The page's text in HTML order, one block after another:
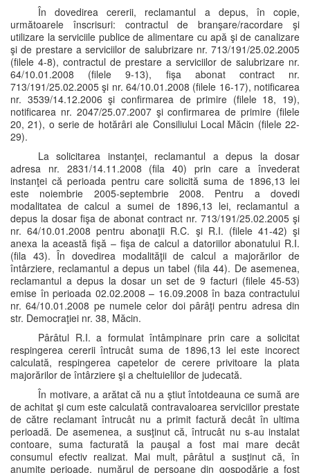
În dovedirea cererii, reclamantul a depus, în copie,
următoarele înscrisuri: contractul de branşare/racordare şi
utilizare la serviciile publice de alimentare cu apă şi de canalizare
şi de prestare a serviciilor de salubrizare nr. 713/191/25.02.2005
(filele 4-8), contractul de prestare a serviciilor de salubrizare nr.
64/10.01.2008 (filele 9-13), fişa abonat contract nr.
713/191/25.02.2005 şi nr. 64/10.01.2008 (filele 16-17), notificarea
nr. 3539/14.12.2006 şi confirmarea de primire (filele 18, 19),
notificarea nr. 2047/25.07.2007 şi confirmarea de primire (filele
20, 21), o serie de hotărâri ale Consiliului Local Măcin (filele 22-
29).
La solicitarea instanţei, reclamantul a depus la dosar
adresa nr. 2831/14.11.2008 (fila 40) prin care a învederat
instanţei că perioada pentru care solicită suma de 1896,13 lei
este noiembrie 2005-septembrie 2008. Pentru a dovedi
modalitatea de calcul a sumei de 1896,13 lei, reclamantul a
depus la dosar fişa de abonat contract nr. 713/191/25.02.2005 şi
nr. 64/10.01.2008 pentru abonaţii R.C. şi R.I. (filele 41-42) şi
anexa la această fişă – fişa de calcul a datoriilor abonatului R.I.
(fila 43). În dovedirea modalităţii de calcul a majorărilor de
întârziere, reclamantul a depus un tabel (fila 44). De asemenea,
reclamantul a depus la dosar un set de 9 facturi (filele 45-53)
emise în perioada 02.02.2008 – 16.09.2008 în baza contractului
nr. 64/10.01.2008 pe numele celor doi pârâţi pentru adresa din
str. Democraţiei nr. 38, Măcin.
Pârâtul R.I. a formulat întâmpinare prin care a solicitat
respingerea cererii întrucât suma de 1896,13 lei este incorect
calculată, respingerea capetelor de cerere privitoare la plata
majorărilor de întârziere şi a cheltuielilor de judecată.
În motivare, a arătat că nu a ştiut întotdeauna ce sumă are
de achitat şi cum este calculată contravaloarea serviciilor prestate
de către reclamant întrucât nu a primit factură decât în ultima
perioadă. De asemenea, a susţinut că, întrucât nu s-au instalat
contoare, suma facturată la pauşal a fost mai mare decât
consumul efectiv realizat. Mai mult, pârâtul a susţinut că, în
anumite perioade, numărul de persoane din gospodărie a fost